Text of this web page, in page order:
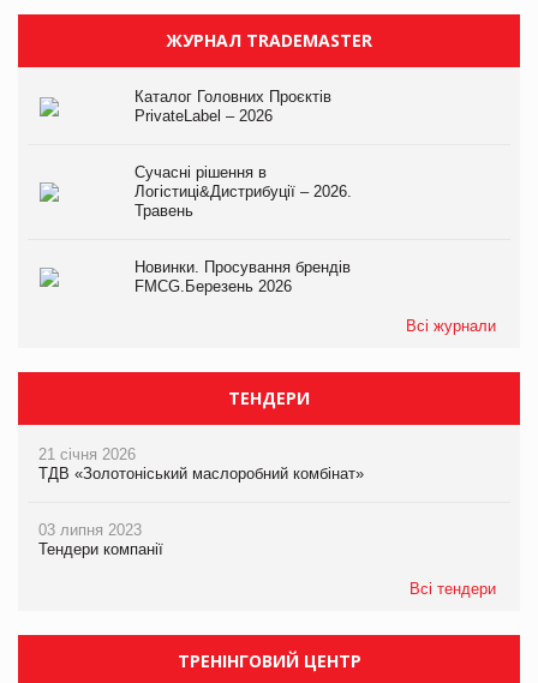
ЖУРНАЛ TRADEMASTER
Каталог Головних Проєктів
PrivateLabel – 2026
Сучасні рішення в
Логістиці&Дистрибуції – 2026.
Травень
Новинки. Просування брендів
FMCG.Березень 2026
Всі журнали
ТЕНДЕРИ
21 січня 2026
ТДВ «Золотоніський маслоробний комбінат»
03 липня 2023
Тендери компанії
Всі тендери
ТРЕНІНГОВИЙ ЦЕНТР